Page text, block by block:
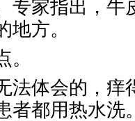
专家指出，牛
方。
法体会的，痒
者都用热水洗